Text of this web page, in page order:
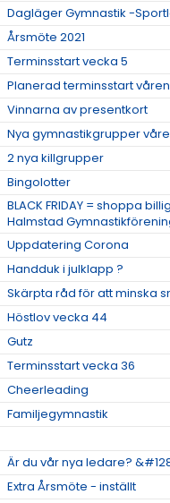
Dagläger Gymnastik -
Årsmöte 2021
Terminsstart vecka 5
Planerad terminsstart våren
Vinnarna av presentkort
Nya gymnastikgrupper
2 nya killgrupper
Bingolotter
BLACK FRIDAY = shoppa
Halmstad
Uppdatering Corona
Handduk i julklapp ?
Skärpta råd för att minska
Höstlov vecka 44
Gutz
Terminsstart vecka 36
Cheerleading
Familjegymnastik
Är du vår nya ledare?
Extra Årsmöte - inställt